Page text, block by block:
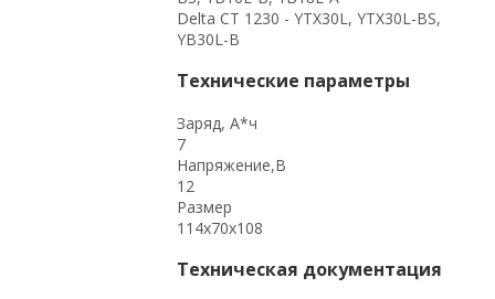
Delta CT 1230 - YTX30L, YТX30L-BS,
YB30L-B
Технические параметры
Заряд, А*ч
7
Напряжение,В
12
Размер
114x70x108
Техническая документация